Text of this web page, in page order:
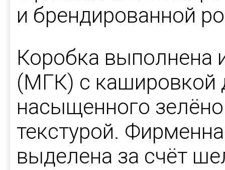
и брендированной
Коробка выполнена
(МГК) с кашировкой
насыщенного
текстурой.
выделена за счёт